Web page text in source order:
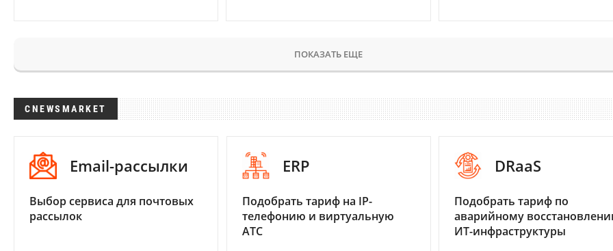
ПОКАЗАТЬ ЕЩЕ
CNEWSMARKET
Email-рассылки
Выбор сервиса для почтовых
рассылок
ERP
Подобрать тариф на IP-
телефонию и виртуальную
АТС
DRaaS
Подобрать тариф по
аварийному
ИТ-инфраструктуры